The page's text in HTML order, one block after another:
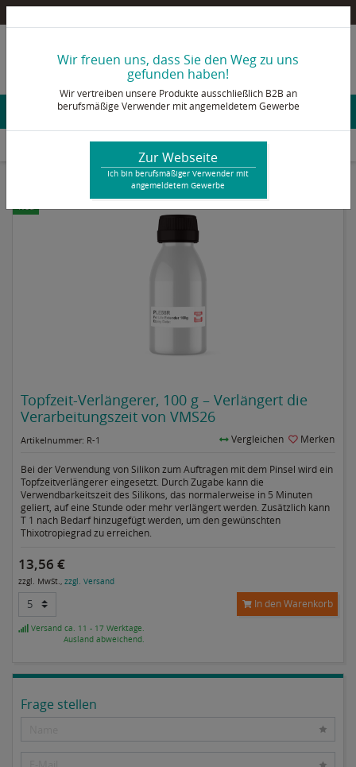
+49 2473 92 78 - 0
Konto & Login
Anlagen & Prozesszubehör Silikonhauben
Silikon & Additive
Topfzeit-Verlängerer, 100 g – Verlängert die Verarbeitungszeit von VMS26
Neu
Topfzeit-Verlängerer, 100 g – Verlängert die
Verarbeitungszeit von VMS26
Artikelnummer: R-1 Vergleichen Merken
Bei der Verwendung von Silikon zum Auftragen mit dem Pinsel wird ein
Topfzeitverlängerer eingesetzt. Durch Zugabe kann die
Verwendbarkeitszeit des Silikons, das normalerweise in 5 Minuten
geliert, auf eine Stunde oder mehr verlängert werden. Zusätzlich kann
T 1 nach Bedarf hinzugefügt werden, um den gewünschten
Thixotropiegrad zu erreichen.
13,56 €
zzgl. MwSt., zzgl. Versand
In den Warenkorb
Versand ca. 11 - 17 Werktage.
Ausland abweichend.
Frage stellen
Wir freuen uns, dass Sie den Weg zu uns
gefunden haben!
Wir vertreiben unsere Produkte ausschließlich B2B an
berufsmäßige Verwender mit angemeldetem Gewerbe
Zur Webseite
Ich bin berufsmäßiger Verwender mit
angemeldetem Gewerbe